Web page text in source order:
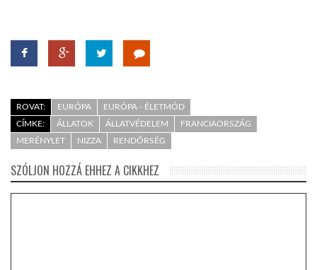
ROVAT: EURÓPA
EURÓPA - ÉLETMÓD
CÍMKE:
ÁLLATOK ÁLLATVÉDELEM
FRANCIAORSZÁG
MERÉNYLET
NIZZA RENDŐRSÉG
SZÓLJON HOZZÁ EHHEZ A CIKKHEZ